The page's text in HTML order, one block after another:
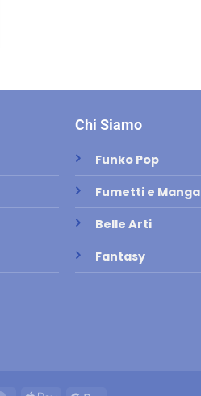
Chi Siamo
Funko Pop
Fumetti e Manga
Belle Arti
Fantasy